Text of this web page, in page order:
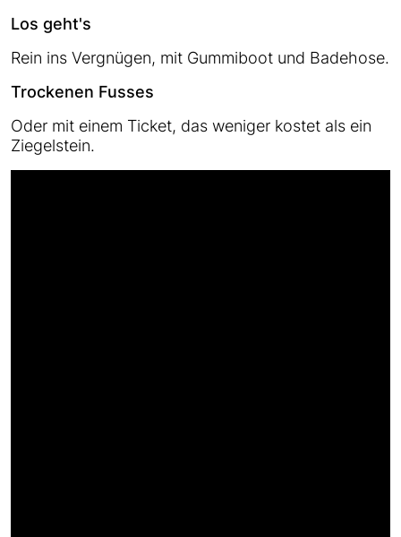
Los geht's
Rein ins Vergnügen, mit Gummiboot und Badehose.
Trockenen Fusses
Oder mit einem Ticket, das weniger kostet als ein
Ziegelstein.